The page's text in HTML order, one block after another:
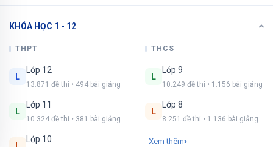
Xem tiếp với tài khoản VIP
Còn 17/25 câu hỏi, đáp án và lời giải chi tiết.
Bạn cần đăng ký gói VIP ( giá chỉ từ 250K )
làm bài, xem đáp án và lời giải chi tiết không giới
KHÓA HỌC 1 - 12
THPT
L
Lớp 12
13.871 đề thi • 494 bài giảng
L
Lớp 11
10.324 đề thi • 381 bài giảng
Lớp 10
THCS
L
Lớp 9
10.249 đề thi • 1.156 bài giảng
L
Lớp 8
8.251 đề thi • 1.136 bài giảng
Xem thêm